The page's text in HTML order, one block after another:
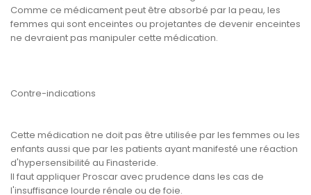
Comme ce médicament peut être absorbé par la peau, les
femmes qui sont enceintes ou projetantes de devenir enceintes
ne devraient pas manipuler cette médication.
Contre-indications
Cette médication ne doit pas être utilisée par les femmes ou les
enfants aussi que par les patients ayant manifesté une réaction
d'hypersensibilité au Finasteride.
Il faut appliquer Proscar avec prudence dans les cas de
l'insuffisance lourde rénale ou de foie.